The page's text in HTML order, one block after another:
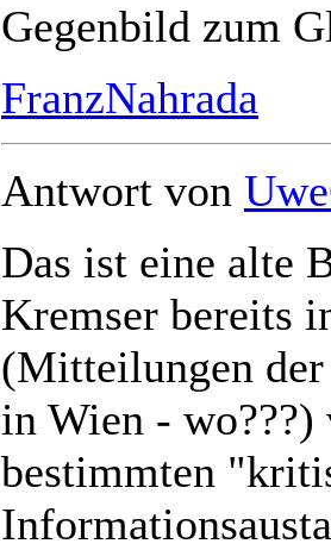
Gegenbild zum
FranzNahrada
Antwort von
Das ist eine alte
Kremser bereits
(Mitteilungen
in Wien -
bestimmten